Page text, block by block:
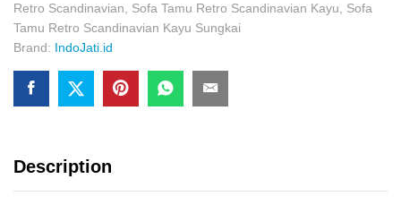
Retro Scandinavian
Sofa Tamu Retro Scandinavian Kayu
Sofa
Tamu Retro Scandinavian Kayu Sungkai
Brand: IndoJati.id
Description